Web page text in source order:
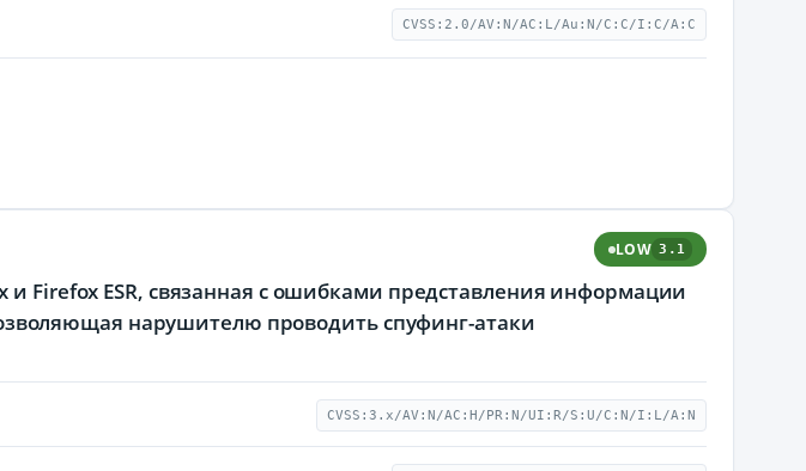
CVSS:2.0/AV:N/AC:L/Au:N/C:C/I:C/A:C
LOW 3.1
и Firefox ESR, связанная с ошибками представления информации
нарушителю проводить спуфинг-атаки
CVSS:3.x/AV:N/AC:H/PR:N/UI:R/S:U/C:N/I:L/A:N